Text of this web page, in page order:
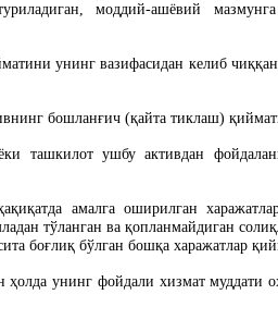
моддий-ашёвий
унинг вазифасидан келиб чиққан
бошланғич (қайта тиклаш) қ
ташкилот ушбу активдан
ақиқатда амалга оширилган
тўланган ва қопланмайдиган солиқ
боғлиқ бўлган бошқа харажатлар қ
ҳолда унинг фойдали хизмат муддати